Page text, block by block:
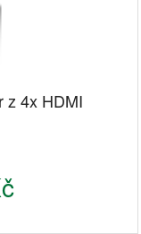
z 4x HDMI